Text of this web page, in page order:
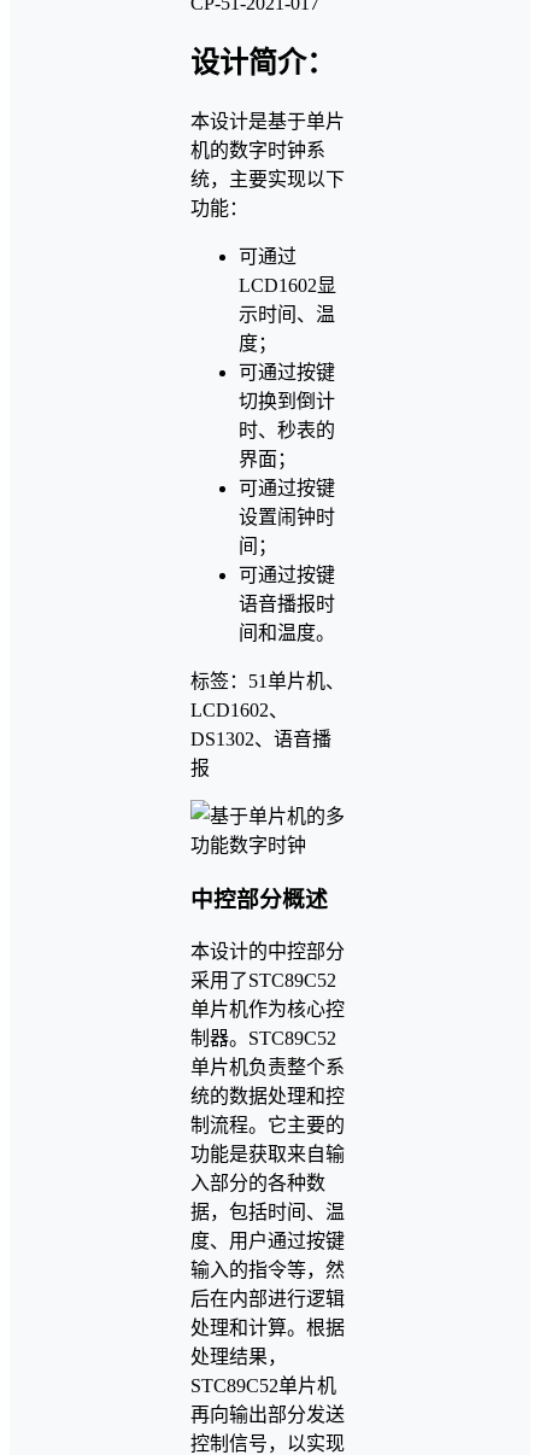
设计简介：
本设计是基于单片
机的数字时钟系
统，主要实现以下
功能：
可通过
LCD1602显
示时间、温
度；
可通过按键
切换到倒计
时、秒表的
界面；
可通过按键
设置闹钟时
间；
可通过按键
语音播报时
间和温度。
标签：51单片机、
LCD1602、
DS1302、语音播
报
中控部分概述
本设计的中控部分
采用了STC89C52
单片机作为核心控
制器。STC89C52
单片机负责整个系
统的数据处理和控
制流程。它主要的
功能是获取来自输
入部分的各种数
据，包括时间、温
度、用户通过按键
输入的指令等，然
后在内部进行逻辑
处理和计算。根据
处理结果，
STC89C52单片机
再向输出部分发送
控制信号，以实现